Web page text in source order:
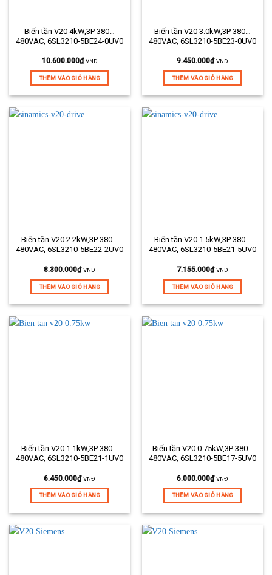
Biến tần V20 4kW,3P 380…
480VAC, 6SL3210-5BE24-0UV0
10.600.000₫ VNĐ
THÊM VÀO GIỎ HÀNG
Biến tần V20 3.0kW,3P 380…
480VAC, 6SL3210-5BE23-0UV0
9.450.000₫ VNĐ
THÊM VÀO GIỎ HÀNG
Biến tần V20 2.2kW,3P 380…
480VAC, 6SL3210-5BE22-2UV0
8.300.000₫ VNĐ
THÊM VÀO GIỎ HÀNG
Biến tần V20 1.5kW,3P 380…
480VAC, 6SL3210-5BE21-5UV0
7.155.000₫ VNĐ
THÊM VÀO GIỎ HÀNG
Biến tần V20 1.1kW,3P 380…
480VAC, 6SL3210-5BE21-1UV0
6.450.000₫ VNĐ
THÊM VÀO GIỎ HÀNG
Biến tần V20 0.75kW,3P 380…
480VAC, 6SL3210-5BE17-5UV0
6.000.000₫ VNĐ
THÊM VÀO GIỎ HÀNG